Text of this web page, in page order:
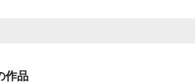
作品